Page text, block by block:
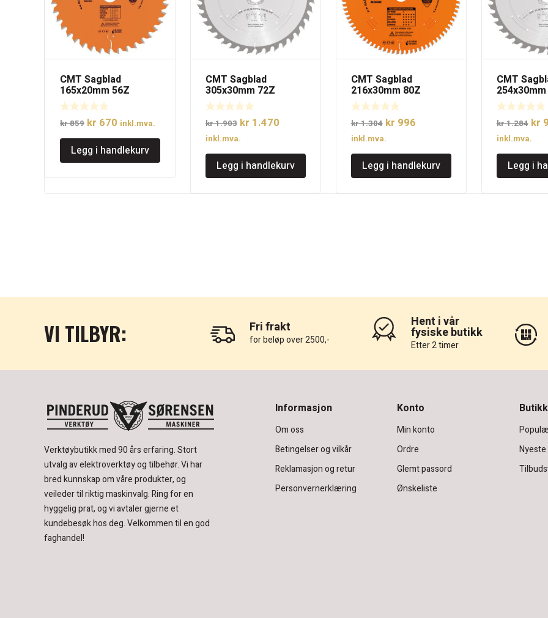
CMT Sagblad
165x20mm 56Z
kr859 Opprinnelig
pris
var:
kr 859.
kr 670 Nåværende
pris
er:
kr 670.
inkl.mva.
Legg i handlekurv
CMT Sagblad
305x30mm 72Z
kr1.903 Opprinnelig
pris
var:
kr 1.903.
kr 1.470Nåværende
er:
kr 1.470.
inkl.mva.
Legg i handlekurv
CMT Sagblad
216x30mm 80Z
kr1.304 Opprinnelig
pris
var:
kr 1.304.
kr 996Nåværende
er:
kr 996.
inkl.mva.
Legg i handlekurv
CMT
kr1.284
pris
var:
kr
kr
inkl.mva.
Legg i
VI TILBYR: Fri frakt
for beløp over 2500,-
Hent i vår
fysiske butikk
Etter 2 timer
Verktøybutikk med 90 års erfaring.Stort
utvalg av elektroverktøy og tilbehør.Vi har
bred kunnskap om våre produkter, og
veileder til riktig maskinvalg. Ring for en
hyggelig prat, og vi avtaler gjerne et
kundebesøk hos deg.Velkommen til en god
faghandel!
Informasjon
Om oss
Betingelser og vilkår
Reklamasjon og retur
Personvernerklæring
Konto
Min konto
Ordre
Glemt passord
Ønskeliste
Butikk